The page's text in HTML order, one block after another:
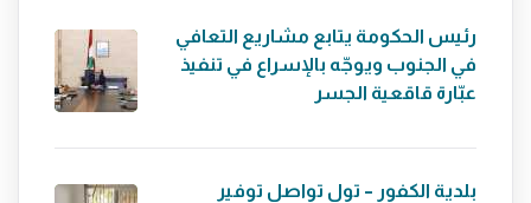
رئيس الحكومة يتابع مشاريع التعافي
في الجنوب ويوجّه بالإسراع في تنفيذ
عبّارة قاقعية الجسر
بلدية الكفور – تول تواصل توفير